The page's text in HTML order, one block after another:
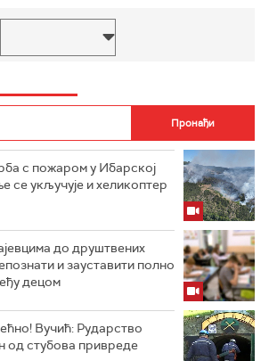
с пожаром у Ибарској
се укључује и хеликоптер
до друштвених
и зауставити полно
децом
Вучић: Рударство
од стубова привреде